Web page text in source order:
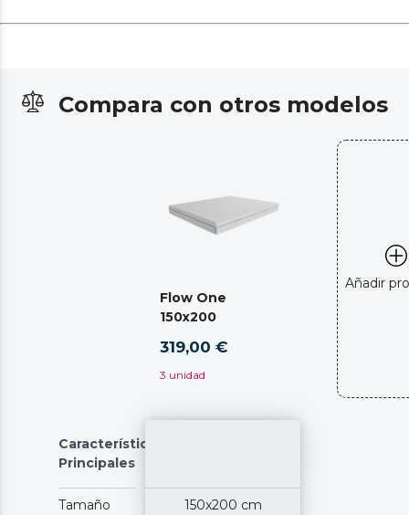
Compara con otros modelos
Flow One
150x200
319,00 €
3 unidad
Añadir
Características
Principales
Tamaño 150x200 cm